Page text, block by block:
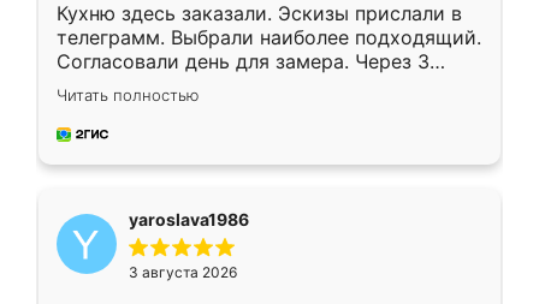
Кухню здесь заказали. Эскизы прислали в
телеграмм. Выбрали наиболее подходящий.
Согласовали день для замера. Через 3
недели кухня была уже готова. Остались
довольны работой. Спасибо Ренессанс
мебель за качественную работу!
Читать полностью
yaroslava1986
3 августа 2026